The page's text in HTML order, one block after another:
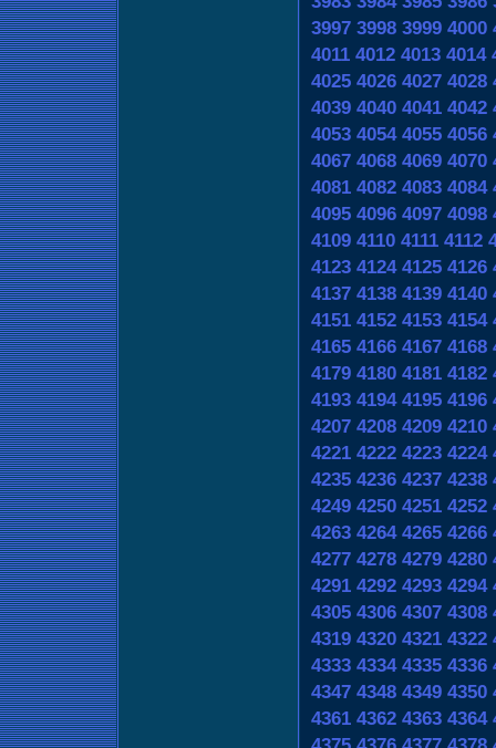
3997 3998 3999 4000
4011 4012 4013 4014
4025 4026 4027 4028
4039 4040 4041 4042
4053 4054 4055 4056
4067 4068 4069 4070
4081 4082 4083 4084
4095 4096 4097 4098
4109 4110 4111 4112
4123 4124 4125 4126
4137 4138 4139 4140
4151 4152 4153 4154
4165 4166 4167 4168
4179 4180 4181 4182
4193 4194 4195 4196
4207 4208 4209 4210
4221 4222 4223 4224
4235 4236 4237 4238
4249 4250 4251 4252
4263 4264 4265 4266
4277 4278 4279 4280
4291 4292 4293 4294
4305 4306 4307 4308
4319 4320 4321 4322
4333 4334 4335 4336
4347 4348 4349 4350
4361 4362 4363 4364